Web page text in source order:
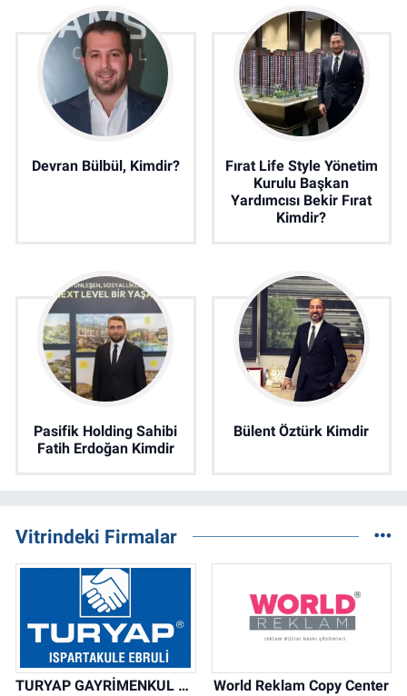
Devran Bülbül, Kimdir?
Fırat Life Style Yönetim
Kurulu Başkan
Yardımcısı Bekir Fırat
Kimdir?
Pasifik Holding Sahibi
Fatih Erdoğan Kimdir
Bülent Öztürk Kimdir
Vitrindeki Firmalar
TURYAP GAYRİMENKUL DANIŞMANLIK HİZMETLERİ World Reklam Copy Center